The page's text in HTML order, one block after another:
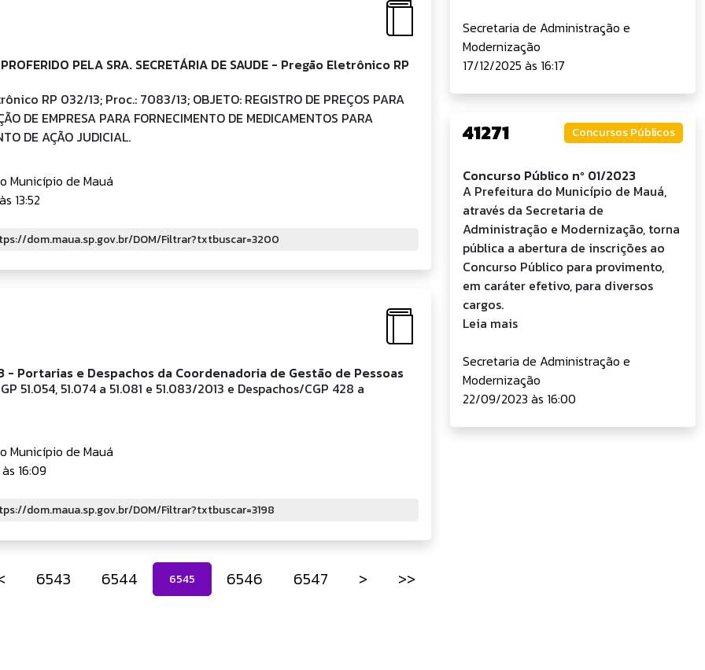
PROFERIDO PELA SRA. SECRETÁRIA DE SAUDE - Pregão Eletrônico RP
RP 032/13; Proc.: 7083/13; OBJETO: REGISTRO DE PREÇOS PARA
DE EMPRESA PARA FORNECIMENTO DE MEDICAMENTOS PARA
DE AÇÃO JUDICIAL.
Município de Mauá
13:52
- Portarias e Despachos da Coordenadoria de Gestão de Pessoas
51.054, 51.074 a 51.081 e 51.083/2013 e Despachos/CGP 428 a
Município de Mauá
16:09
6543 6544 6545 6546 6547 > >>
Secretaria de Administração e
Modernização
17/12/2025 às 16:17
41271 Concursos Públicos
Concurso Público nº 01/2023
A Prefeitura do Município de Mauá,
através da Secretaria de
Administração e Modernização, torna
pública a abertura de inscrições ao
Concurso Público para provimento,
em caráter efetivo, para diversos
cargos.
Leia mais
Secretaria de Administração e
Modernização
22/09/2023 às 16:00